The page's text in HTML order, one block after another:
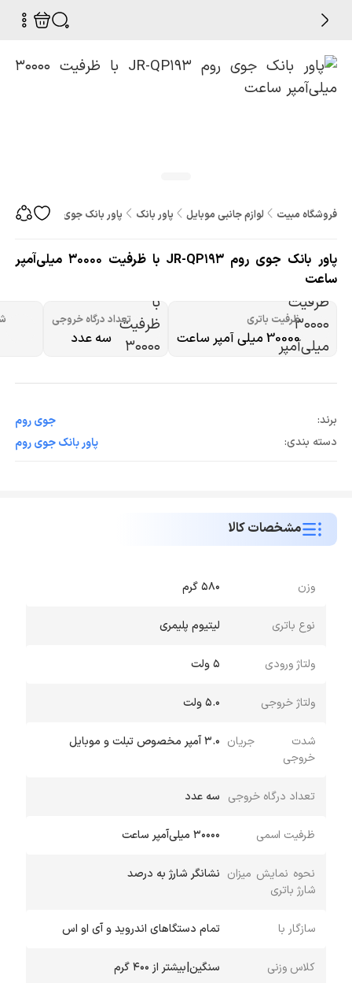
فروشگاه مبیت لوازم جانبی موبایل پاور بانک پاور بانک جوی روم JR-QP193 با ظرفیت 30000 میلی‌آمپر ساعت
پاور بانک جوی روم JR-QP193 با ظرفیت 30000 میلی‌آمپر
ساعت
ظرفیت باتری
30000 میلی آمپر ساعت
تعداد درگاه خروجی
سه عدد
برند:
جوی روم
دسته بندی:
پاور بانک جوی روم
مشخصات کالا
وزن ۵۸۰ گرم
نوع باتری لیتیوم پلیمری
ولتاژ ورودی ۵ ولت
ولتاژ خروجی ۵.۰ ولت
شدت جریان
خروجی
۳.۰ آمپر مخصوص تبلت و موبایل
تعداد درگاه خروجی سه عدد
ظرفیت اسمی 30000 میلی‌آمپر ساعت
نحوه نمایش میزان
شارژ باتری
نشانگر شارژ به درصد
سازگار با تمام دستگاهای اندروید و آی او اس
کلاس وزنی سنگین|بیشتر از ۴۰۰ گرم